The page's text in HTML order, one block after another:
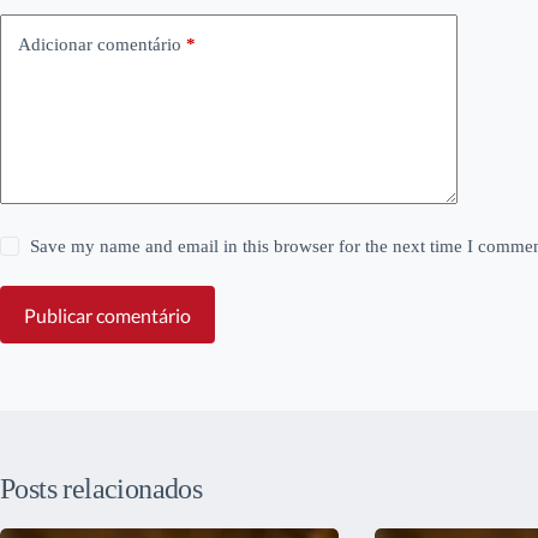
Adicionar comentário *
Save my name and email in this browser for the next time I
Publicar comentário
Posts relacionados